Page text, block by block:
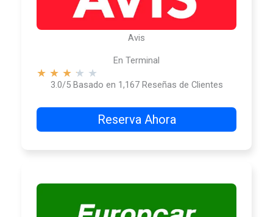
Avis
En Terminal
★ ★ ★ ★ ★
3.0/5 Basado en 1,167 Reseñas de Clientes
Reserva Ahora